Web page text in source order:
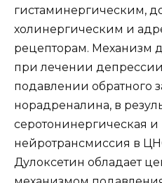
гистаминергическим,
холинергическим и
рецепторам. Механизм
при лечении депрессии
подавлении обратного
норадреналина, в
серотонинергическая
нейротрансмиссия в
Дулоксетин обладает